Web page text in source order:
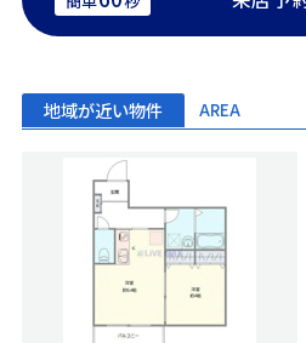
地域が近い物件 AREA